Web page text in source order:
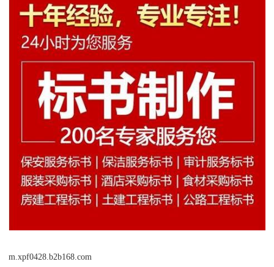
m.xpf0428.b2b168.com